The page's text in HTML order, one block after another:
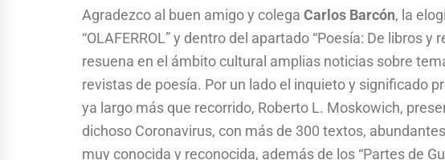
Agradezco al buen amigo y colega Carlos Barcón, la
“OLAFERROL” y dentro del apartado “Poesía: De libros y
resuena en el ámbito cultural amplias noticias sobre
revistas de poesía. Por un lado el inquieto y significado
ya largo más que recorrido, Roberto L. Moskowich,
dichoso Coronavirus, con más de 300 textos,
muy conocida y reconocida, además de los “Partes de